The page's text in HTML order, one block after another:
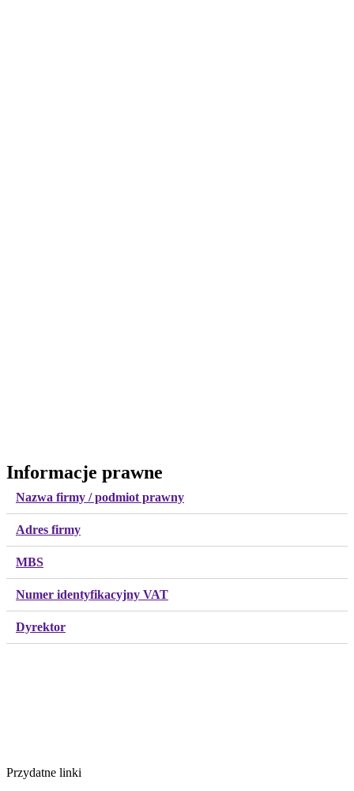
Informacje prawne
Nazwa firmy / podmiot prawny
Adres firmy
MBS
Numer identyfikacyjny VAT
Dyrektor
Przydatne linki